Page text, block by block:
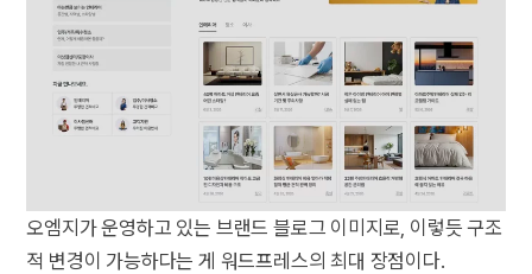
오엠지가 운영하고 있는 브랜드 블로그 이미지로, 이렇듯 구조
적 변경이 가능하다는 게 워드프레스의 최대 장점이다.